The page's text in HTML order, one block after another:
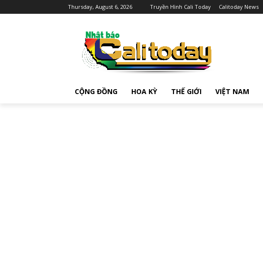
Thursday, August 6, 2026 Truyền Hình Cali Today Calitoday News
CỘNG ĐỒNG HOA KỲ THẾ GIỚI VIỆT NAM